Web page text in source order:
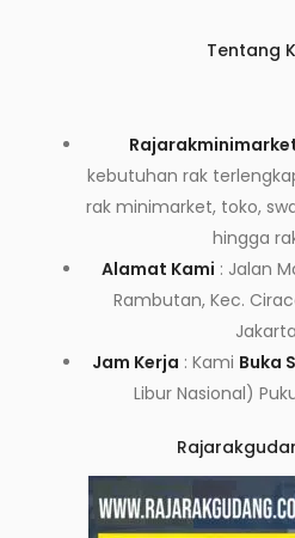
Tentang
kebutuhan rak
rak minimarket, toko,
hingga
Alamat Kami : Jalan
Rambutan, Kec.
Jam Kerja : Kami Buka
Libur Nasional)